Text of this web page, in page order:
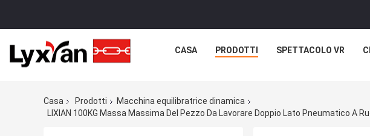
CASA PRODOTTI SPETTACOLO VR
Casa Prodotti
Macchina equilibratrice dinamica